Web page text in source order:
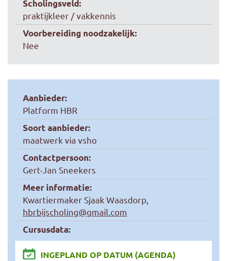
Scholingsveld:
praktijkleer / vakkennis
Voorbereiding noodzakelijk:
Nee
Aanbieder:
Platform HBR
Soort aanbieder:
maatwerk via vsho
Contactpersoon:
Gert-Jan Sneekers
Meer informatie:
Kwartiermaker Sjaak Waasdorp,
hbrbijscholing@gmail.com
Cursusdata:
INGEPLAND OP DATUM (AGENDA)